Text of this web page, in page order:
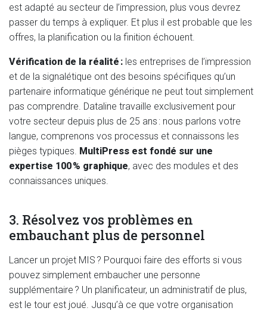
est adapté au secteur de l’impression, plus vous devrez
passer du temps à expliquer. Et plus il est probable que les
offres, la planification ou la finition échouent.
Vérification de la réalité : les entreprises de l’impression
et de la signalétique ont des besoins spécifiques qu’un
partenaire informatique générique ne peut tout simplement
pas comprendre. Dataline travaille exclusivement pour
votre secteur depuis plus de 25 ans : nous parlons votre
langue, comprenons vos processus et connaissons les
pièges typiques. MultiPress est fondé sur une
expertise 100 % graphique, avec des modules et des
connaissances uniques.
3. Résolvez vos problèmes en
embauchant plus de personnel
Lancer un projet MIS ? Pourquoi faire des efforts si vous
pouvez simplement embaucher une personne
supplémentaire ? Un planificateur, un administratif de plus,
est le tour est joué. Jusqu’à ce que votre organisation